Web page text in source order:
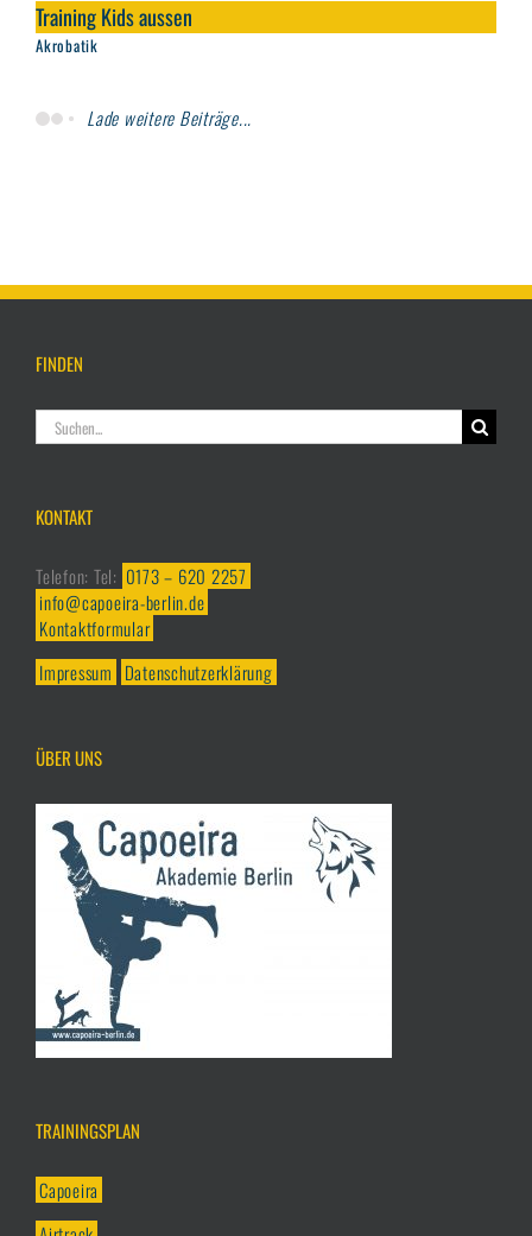
Training Kids aussen
Akrobatik
Lade weitere Beiträge...
FINDEN
Suche
nach:
KONTAKT
Telefon: Tel: 0173 – 620 2257
info@capoeira-berlin.de
Kontaktformular
Impressum Datenschutzerklärung
ÜBER UNS
TRAININGSPLAN
Capoeira